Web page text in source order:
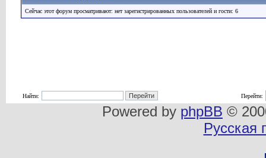
Сейчас этот форум просматривают: нет зарегистрированных пользователей и гости: 6
Найти: Перейти:
Powered by phpBB ©
Русская